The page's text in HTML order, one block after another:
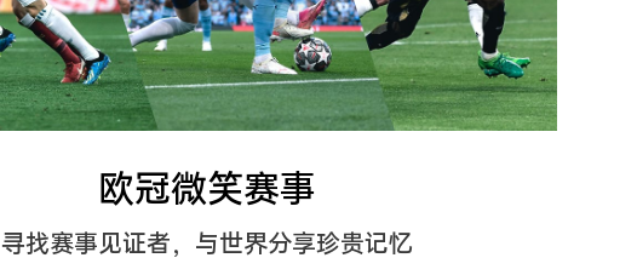
欧冠微笑赛事
寻找赛事见证者，与世界分享珍贵记忆